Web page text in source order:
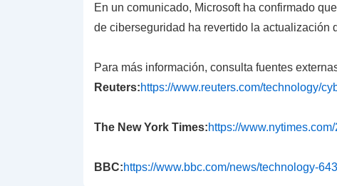
En un comunicado, Microsoft ha confirmado
de ciberseguridad ha revertido la actualización
Para más información, consulta fuentes
Reuters:https://www.reuters.com/technology/
The New York Times:https://
BBC:https://www.bbc.com/news/technology-